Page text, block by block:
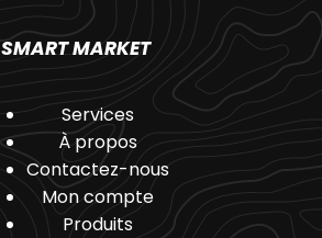
SMART MARKET
Services
À propos
Contactez-nous
Mon compte
Produits